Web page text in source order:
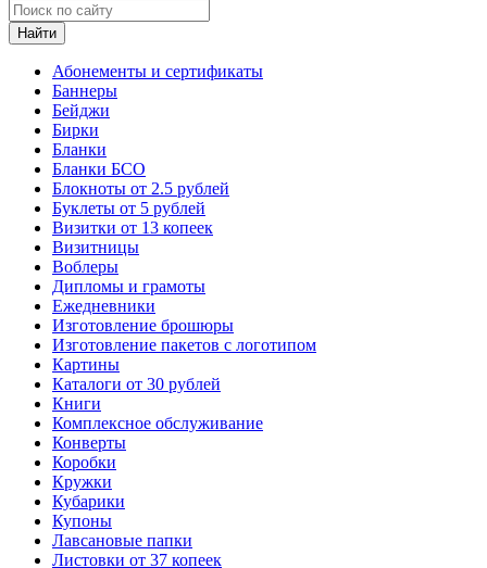
Найти
Абонементы и сертификаты
Баннеры
Бейджи
Бирки
Бланки
Бланки БСО
Блокноты от 2.5 рублей
Буклеты от 5 рублей
Визитки от 13 копеек
Визитницы
Воблеры
Дипломы и грамоты
Ежедневники
Изготовление брошюры
Изготовление пакетов с логотипом
Картины
Каталоги от 30 рублей
Книги
Комплексное обслуживание
Конверты
Коробки
Кружки
Кубарики
Купоны
Лавсановые папки
Листовки от 37 копеек